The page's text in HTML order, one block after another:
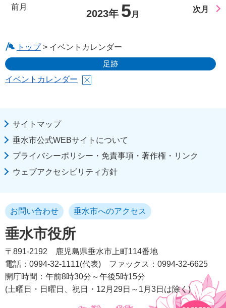
前月
2023年 5 月
次月
トップ> イベントカレンダー
足跡
イベントカレンダー
サイトマップ
垂水市公式WEBサイトについて
プライバシーポリシー・免責事項・著作権・リンク
ウェブアクセシビリティ方針
垂水市役所
お問い合わせ 垂水市へのアクセス
〒891-2192
鹿児島県垂水市上町114番地
電話：0994-32-1111(代表)
ファックス：0994-32-6625
開庁時間：午前8時30分～午後5時15分
(土曜日・日曜日、祝日・12月29日～1月3日は除く)